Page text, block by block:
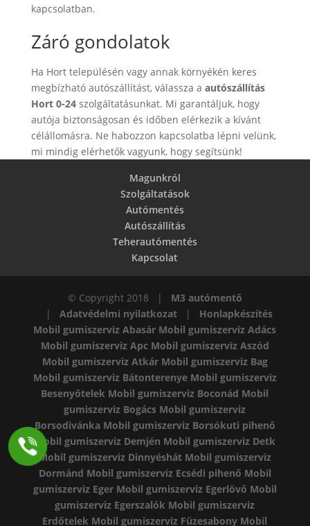
kapcsolatban.
Záró gondolatok
Ha Hort településén vagy annak környékén keres
megbízható autószállítást, válassza a autószállítás
Hort 0-24szolgáltatásunkat. Mi garantáljuk, hogy
autója biztonságosan és időben elérkezik a kívánt
célállomásra. Ne habozzon kapcsolatba lépni velünk,
mi mindig elérhetők vagyunk, hogy segítsünk!
Magunkról
Szolgáltatások
Autómentés
Autószállítás
Teherautómentés
Kapcsolat
© Copyright 2018 | M3 autómentő
| Adatvédelmi nyilatkozat| Honlapkészítés
Mobil gumiszerviz Abasár Mobil gumiszerviz Adács
Mobil gumiszerviz Apc Mobil gumiszerviz Aszód
Mobil gumiszerviz Atkár Mobil gumiszerviz Bag
Mobil gumiszerviz Bátonterenye Mobil gumiszerviz
Besenyőtelek Mobil gumiszerviz Boconád Mobil
gumiszerviz Bogács Mobil gumiszerviz
Borsodivánka Mobil gumiszerviz Borsókuti pihenő
Mobil gumiszerviz Demjén Mobil gumiszerviz Detk
Mobil gumiszerviz Dinnyéshát Mobil gumiszerviz
Dormánd Mobil gumiszerviz Ecsédi pihenő Mobil
gumiszerviz Eger Mobil gumiszerviz Egerlövő Mobil
gumiszerviz Egerszalók Mobil gumiszerviz
Erdőtelek Mobil gumiszerviz Füzesabony Mobil